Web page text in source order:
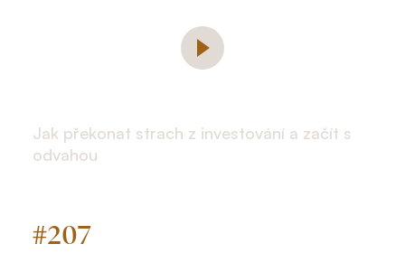
Jak překonat strach z investování a začít s
odvahou
#207